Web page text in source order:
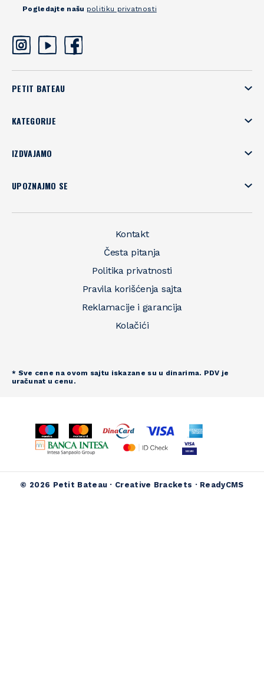
Pogledajte našu politiku privatnosti
PETIT BATEAU
KATEGORIJE
IZDVAJAMO
UPOZNAJMO SE
Kontakt
Česta pitanja
Politika privatnosti
Pravila korišćenja sajta
Reklamacije i garancija
Kolačići
* Sve cene na ovom sajtu iskazane su u dinarima. PDV je
uračunat u cenu.
© 2026 Petit Bateau · Creative Brackets · ReadyCMS